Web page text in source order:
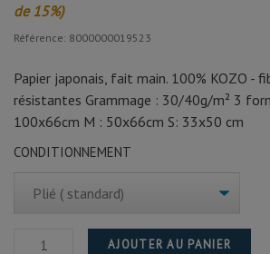
de 15%)
Référence: 8000000019523
Papier japonais, fait main. 100% KOZO -
résistantes Grammage : 30/40g/m² 3
100x66cm M : 50x66cm S: 33x50 cm
CONDITIONNEMENT
AJOUTER AU PANIER